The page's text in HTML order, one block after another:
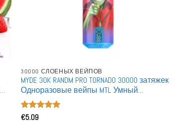
30000 СЛОЕНЫХ ВЕЙПОВ
MYDE 30K RANDM PRO TORNADO 30000 затяжек
Одноразовые вейпы MTL Умный
светодиодный дисплей RGB свечение
Оптовая продажа в bulk
Оценка
€5.09